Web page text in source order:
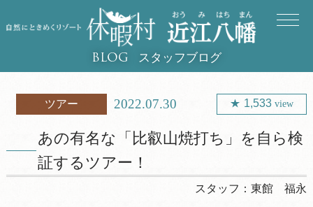
BLOG スタッフブログ
ツアー 2022.07.30 1,533view
あの有名な「比叡山焼打ち」を自ら検
証するツアー！
スタッフ：東館 福永